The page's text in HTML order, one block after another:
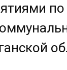
по